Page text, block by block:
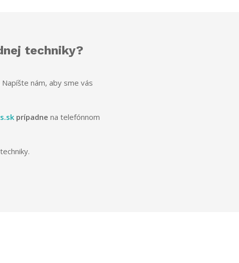
techniky?
Napíšte nám, aby sme vás
prípadne na telefónnom